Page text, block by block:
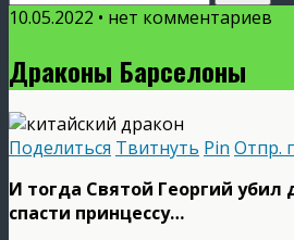
10.05.2022 • нет комментариев
Драконы Барселоны
Поделиться Твитнуть Pin Отпр.
И тогда Святой Георгий убил
спасти принцессу…